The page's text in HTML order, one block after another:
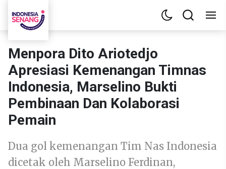
Menpora Dito Ariotedjo
Apresiasi Kemenangan Timnas
Indonesia, Marselino Bukti
Pembinaan Dan Kolaborasi
Pemain
Dua gol kemenangan Tim Nas Indonesia
dicetak oleh Marselino Ferdinan,